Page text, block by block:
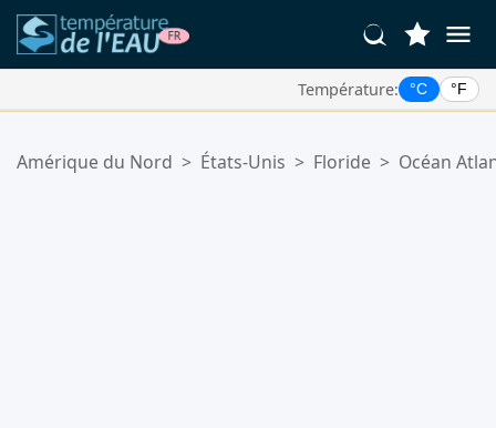
Température: °C °F
Votre liste de favoris est vide.
Amérique du Nord > États-Unis > Floride > Océan